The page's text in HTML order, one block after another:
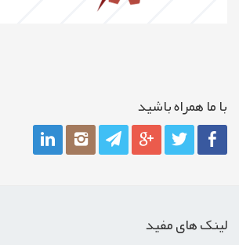
با ما همراه باشيد
لینک های مفید